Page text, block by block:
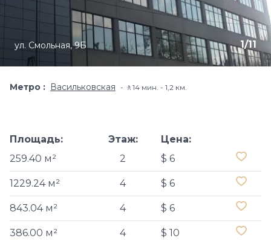
1/11
ул. Смольная, 9Б
Метро Васильковская 🚶14 мин. - 1,2 км.
Площадь:
259.40 м²
Этаж:
2
Цена:
$ 6
1229.24 м² 4 $ 6
843.04 м² 4 $ 6
386.00 м² 4 $ 10